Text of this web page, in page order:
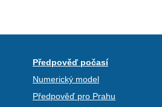
Předpověď počasí
Numerický model
Předpověď pro Prahu